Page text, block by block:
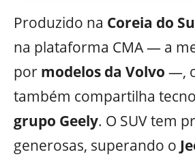
Produzido na Coreia do
na plataforma CMA — a
por modelos da Volvo —,
também compartilha
grupo Geely. O SUV tem
generosas, superando o